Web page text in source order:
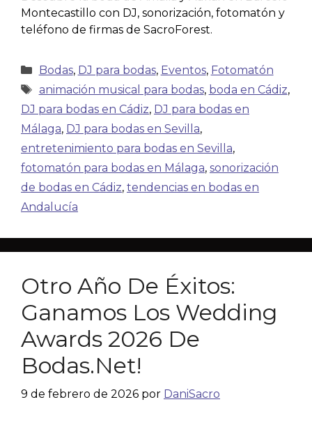
Montecastillo con DJ, sonorización, fotomatón y
teléfono de firmas de SacroForest.
Bodas, DJ para bodas, Eventos, Fotomatón
animación musical para bodas, boda en Cádiz,
DJ para bodas en Cádiz, DJ para bodas en
Málaga, DJ para bodas en Sevilla,
entretenimiento para bodas en Sevilla,
fotomatón para bodas en Málaga, sonorización
de bodas en Cádiz, tendencias en bodas en
Andalucía
Otro Año De Éxitos:
Ganamos Los Wedding
Awards 2026 De
Bodas.net!
9 de febrero de 2026 por DaniSacro